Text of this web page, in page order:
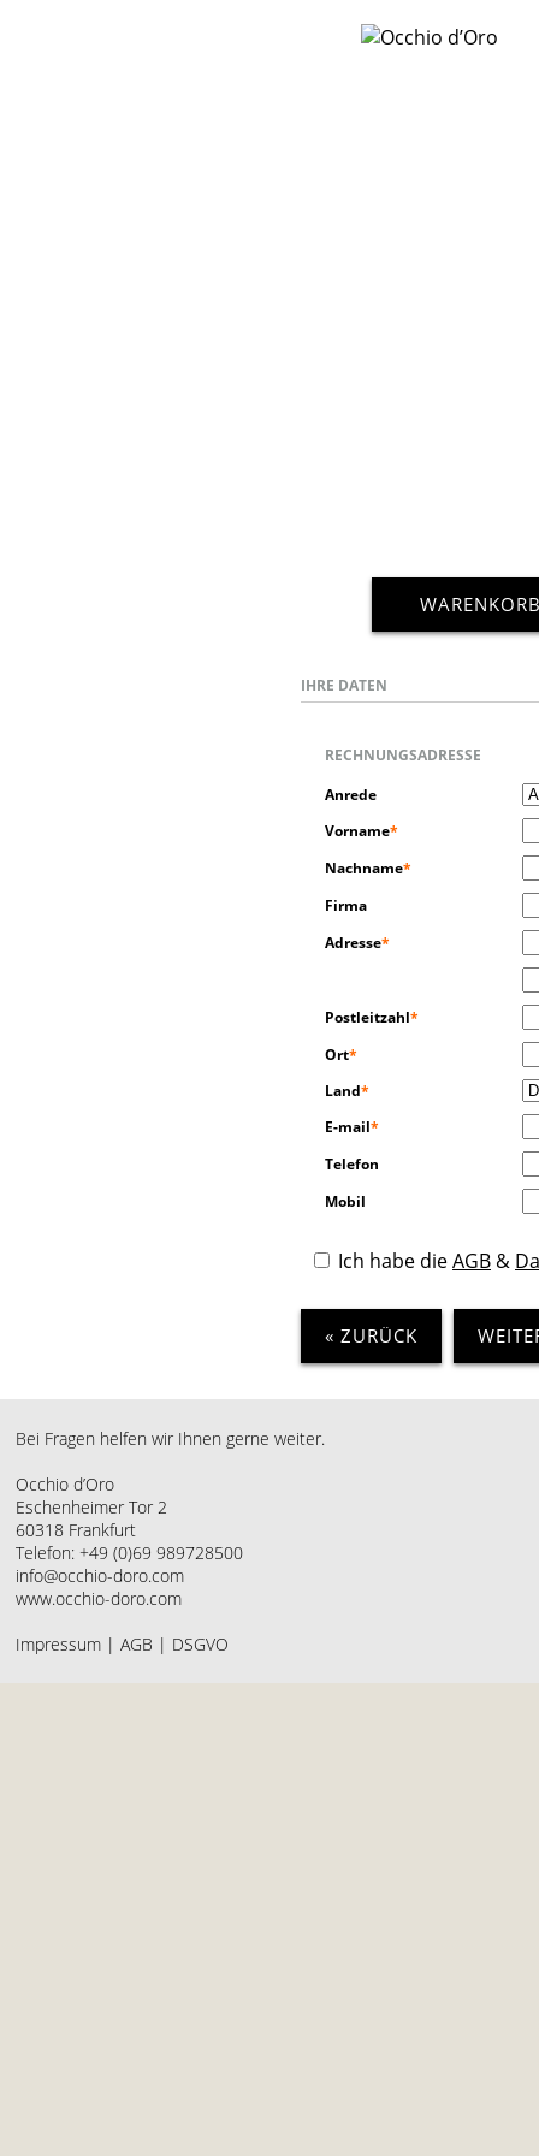
IHRE DATEN
RECHNUNGSADRESSE
Anrede
Vorname*
Nachname*
Firma
Adresse*
Postleitzahl*
Ort*
Land*
E-mail*
Telefon
Mobil
Ich habe dieAGB &
« ZURÜCK
Bei Fragen helfen wir Ihnen gerne weiter.
Occhio d’Oro
Eschenheimer Tor 2
60318 Frankfurt
Telefon: +49 (0)69 989728500
info@occhio-doro.com
www.occhio-doro.com
Impressum | AGB | DSGVO